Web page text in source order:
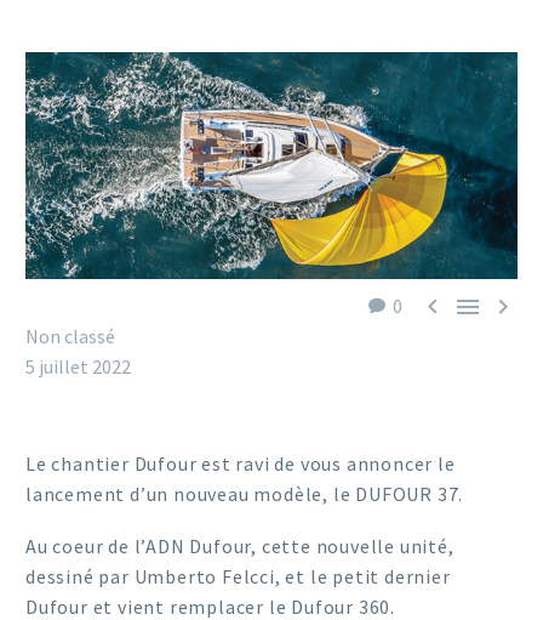
0   
Non classé
5 juillet 2022
Le chantier Dufour est ravi de vous annoncer le
lancement d’un nouveau modèle, le DUFOUR 37.
Au coeur de l’ADN Dufour, cette nouvelle unité,
dessiné par Umberto Felcci, et le petit dernier
Dufour et vient remplacer le Dufour 360.